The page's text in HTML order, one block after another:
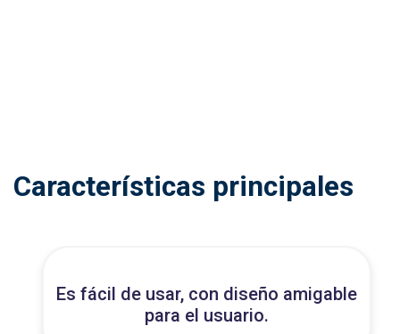
Características principales
Es fácil de usar, con diseño amigable
para el usuario.